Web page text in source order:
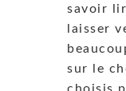
savoir
laisser
sur le